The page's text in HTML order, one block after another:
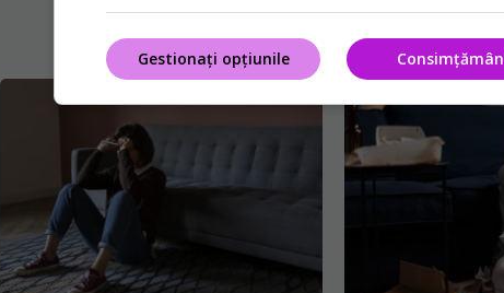
15 mai 2024, 19:59
Gestionați opțiunile